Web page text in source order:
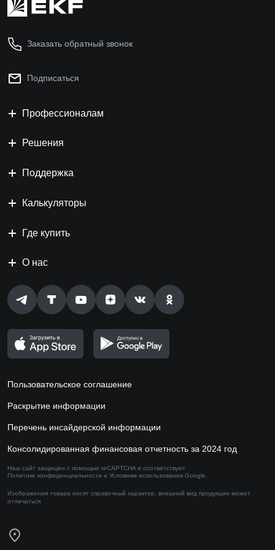
Заказать обратный звонок
Подписаться
Профессионалам
Решения
Поддержка
Калькуляторы
Где купить
О нас
Пользовательское соглашение
Раскрытие информации
Перечень инсайдерской информации
Консолидированная финансовая отчетность за 2024 год
Наш сайт защищен с помощью reCAPTCHA и соответствует
Политике конфиденциальности и Условиям использования Google.
Изображения товара носят справочный характер, внешний вид продукции может
отличаться